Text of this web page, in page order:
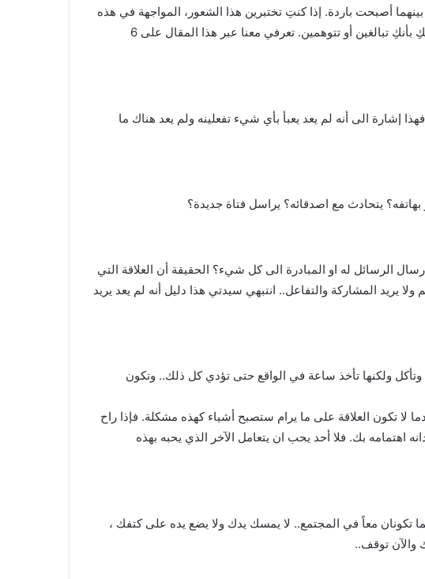
بينهما أصبحت باردة. إذا كنتِ تختبرين هذا الشعور، المواجهة في هذه
الحالة ستكون محرجة لكلا الطرفين، وربما سيتهمكِ بأنكِ تبالغين أو تتوهمين. تعرفي معنا عبر هذا المقال على 6
إشارة الى أنه لم يعد يعبأ بأي شيء تفعلينه ولم يعد هناك ما
يتحادث مع اصدقائه؟ يراسل فتاة جديدة؟
الرسائل له او المبادرة الى كل شيء؟ الحقيقة أن العلاقة التي
يريد المشاركة والتفاعل.. انتبهي سيدتي هذا دليل أنه لم يعد يريد
حتى تلبس وتتزين وتأكل ولكنها تأخذ ساعة في الواقع حتى تؤدي كل ذلك.. وتكون
لا تكون العلاقة على ما يرام ستصبح أشياء كهذه مشكلة. فإذا راح
اهتمامه بك. فلا أحد يحب ان يتعامل الآخر الذي يحبه بهذه
تكونان معاً في المجتمع.. لا يمسك يدك ولا يضع يده على كتفك ،
توقف..